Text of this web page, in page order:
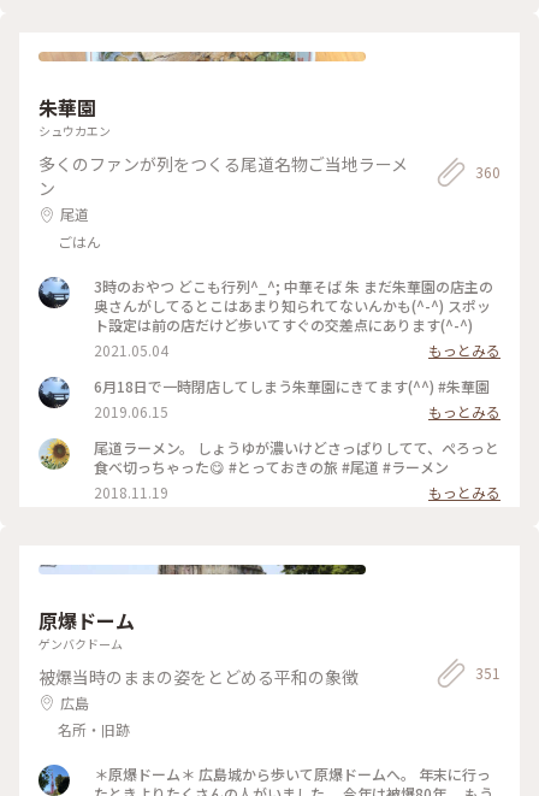
朱華園
シュウカエン
多くのファンが列をつくる尾道名物ご当地ラーメ
ン
尾道
ごはん
360
3時のおやつ どこも行列^_^; 中華そば 朱 まだ朱華園の店主の
奥さんがしてるとこはあまり知られてないんかも(^-^) スポッ
ト設定は前の店だけど歩いてすぐの交差点にあります(^-^)
2021.05.04
もっとみる
6月18日で一時閉店してしまう朱華園にきてます(^^) #朱華園
2019.06.15
もっとみる
尾道ラーメン。 しょうゆが濃いけどさっぱりしてて、ぺろっと
食べ切っちゃった😋 #とっておきの旅 #尾道 #ラーメン
2018.11.19
もっとみる
原爆ドーム
ゲンバクドーム
被爆当時のままの姿をとどめる平和の象徴
広島
名所・旧跡
351
＊原爆ドーム＊ 広島城から歩いて原爆ドームへ。 年末に行っ